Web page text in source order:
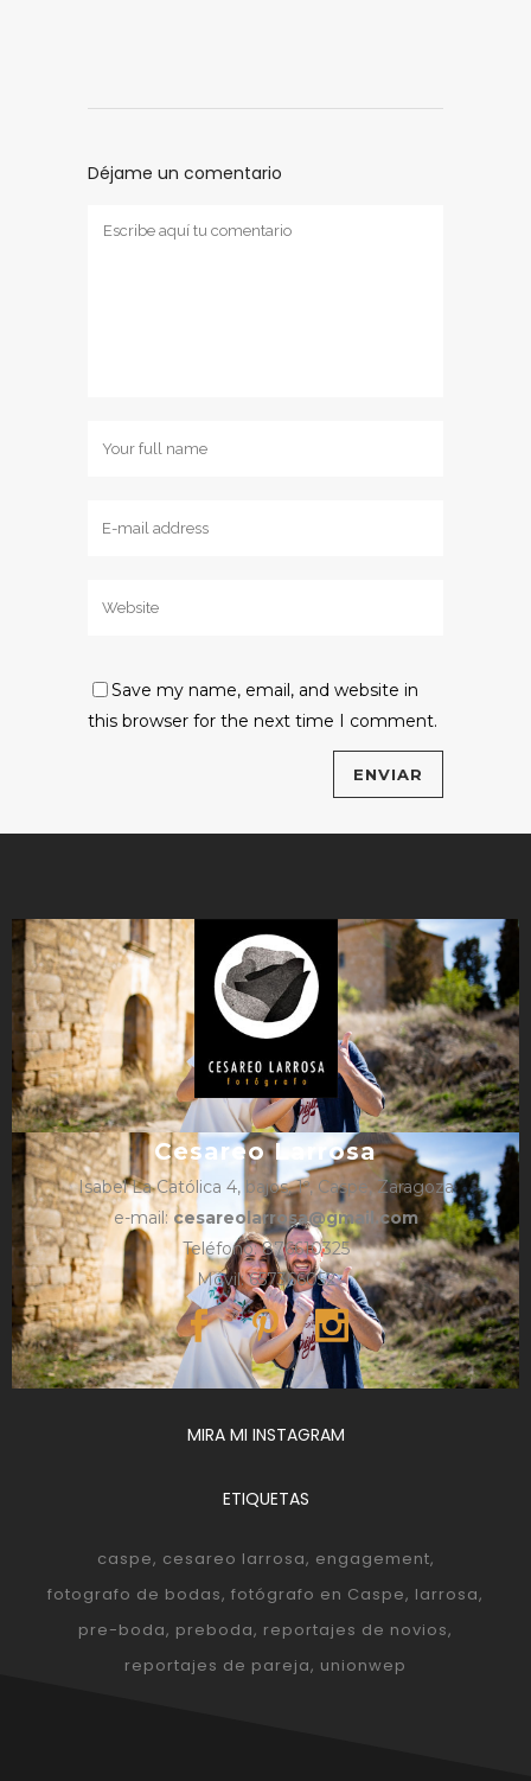
Déjame un comentario
Save my name, email, and website in
this browser for the next time I comment.
Cesareo Larrosa
Isabel La Católica 4, bajos, 1º, Caspe, Zaragoza
e-mail: cesareolarrosa@gmail.com
Teléfono: 876610325
Móvil: 657366052
MIRA MI INSTAGRAM
ETIQUETAS
caspe cesareo larrosa engagement
fotografo de bodas fotógrafo en Caspe larrosa
pre-boda preboda reportajes de novios
reportajes de pareja unionwep